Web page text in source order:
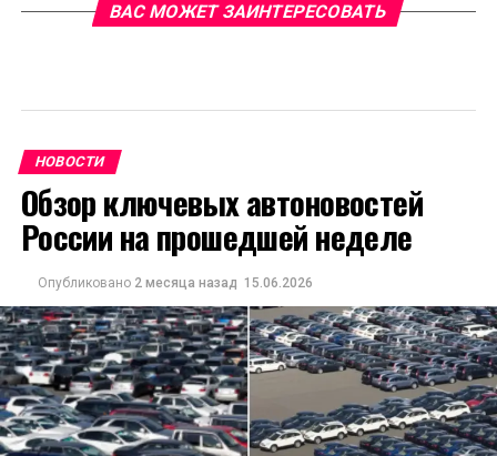
ВАС МОЖЕТ ЗАИНТЕРЕСОВАТЬ
НОВОСТИ
Обзор ключевых автоновостей
России на прошедшей неделе
Опубликовано 2 месяца назад 15.06.2026